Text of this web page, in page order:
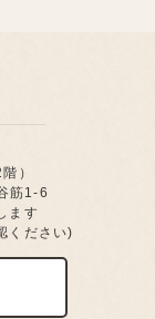
）
筋1-6
ます
ください)